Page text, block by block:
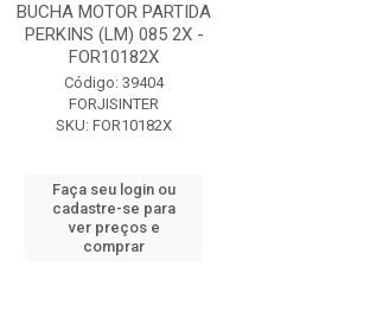
BUCHA MOTOR PARTIDA
PERKINS (LM) 085 2X -
FOR10182X
Código: 39404
FORJISINTER
SKU: FOR10182X
Faça seu login ou
cadastre-se para
ver preços e
comprar